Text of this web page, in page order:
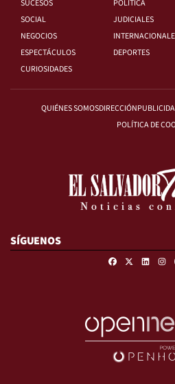
SUCESOS
POLÍTICA
SOCIAL
JUDICIALES
NEGOCIOS
ESPECTÁCULOS
DEPORTES
CURIOSIDADES
QUIÉNES SOMOSDIRECCIÓN
POLÍTICA DE
SÍGUENOS
Facebook